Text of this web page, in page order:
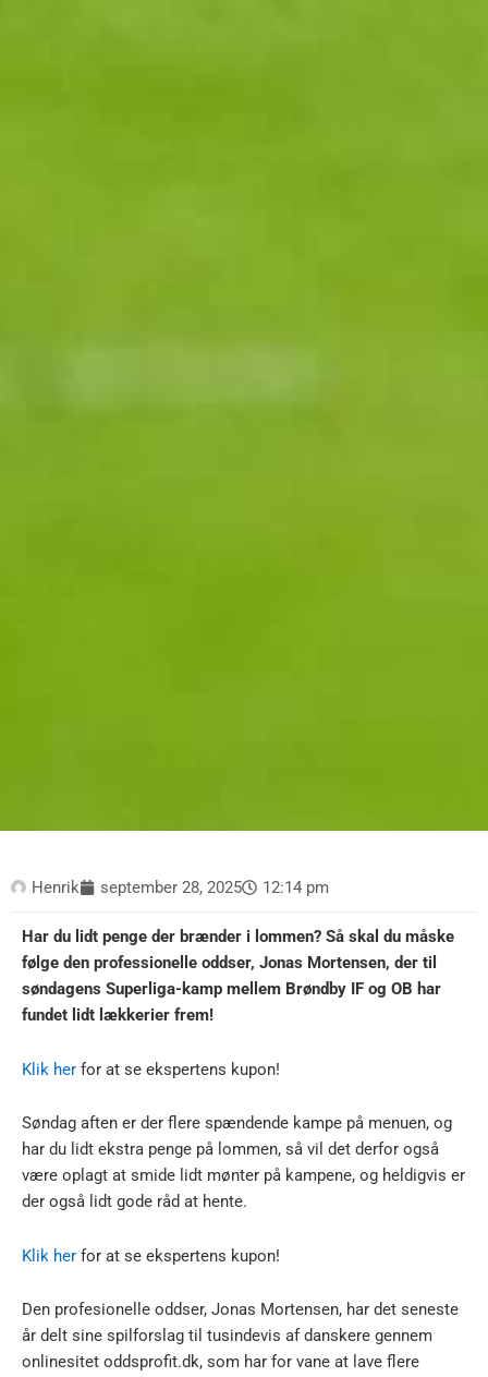
Henrik september 28, 2025 12:14 pm
Har du lidt penge der brænder i lommen? Så skal du måske
følge den professionelle oddser, Jonas Mortensen, der til
søndagens Superliga-kamp mellem Brøndby IF og OB har
fundet lidt lækkerier frem!
Klik her for at se ekspertens kupon!
Søndag aften er der flere spændende kampe på menuen, og
har du lidt ekstra penge på lommen, så vil det derfor også
være oplagt at smide lidt mønter på kampene, og heldigvis er
der også lidt gode råd at hente.
Klik her for at se ekspertens kupon!
Den profesionelle oddser, Jonas Mortensen, har det seneste
år delt sine spilforslag til tusindevis af danskere gennem
onlinesitet oddsprofit.dk, som har for vane at lave flere